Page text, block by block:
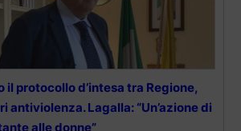
il protocollo d’intesa tra Regione,
antiviolenza. Lagalla: “Un’azione di
alle donne”